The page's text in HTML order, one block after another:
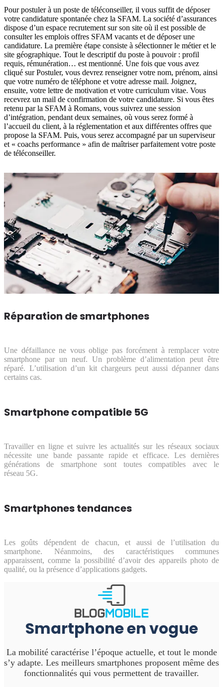
Pour postuler à un poste de téléconseiller, il vous suffit de déposer
votre candidature spontanée chez la SFAM. La société d’assurances
dispose d’un espace recrutement sur son site où il est possible de
consulter les emplois offres SFAM vacants et de déposer une
candidature. La première étape consiste à sélectionner le métier et le
site géographique. Tout le descriptif du poste à pouvoir : profil
requis, rémunération… est mentionné. Une fois que vous avez
cliqué sur Postuler, vous devrez renseigner votre nom, prénom, ainsi
que votre numéro de téléphone et votre adresse mail. Joignez,
ensuite, votre lettre de motivation et votre curriculum vitae. Vous
recevrez un mail de confirmation de votre candidature. Si vous êtes
retenu par la SFAM à Romans, vous suivrez une session
d’intégration, pendant deux semaines, où vous serez formé à
l’accueil du client, à la réglementation et aux différentes offres que
propose la SFAM. Puis, vous serez accompagné par un superviseur
et « coachs performance » afin de maîtriser parfaitement votre poste
de téléconseiller.
Réparation de smartphones
Une défaillance ne vous oblige pas forcément à remplacer votre
smartphone par un neuf. Un problème d’alimentation peut être
réparé. L’utilisation d’un kit chargeurs peut aussi dépanner dans
certains cas.
Smartphone compatible 5G
Travailler en ligne et suivre les actualités sur les réseaux sociaux
nécessite une bande passante rapide et efficace. Les dernières
générations de smartphone sont toutes compatibles avec le
réseau 5G.
Smartphones tendances
Les goûts dépendent de chacun, et aussi de l’utilisation du
smartphone. Néanmoins, des caractéristiques communes
apparaissent, comme la possibilité d’avoir des appareils photo de
qualité, ou la présence d’applications gadgets.
Smartphone en vogue
La mobilité caractérise l’époque actuelle, et tout le monde
s’y adapte. Les meilleurs smartphones proposent même des
fonctionnalités qui vous permettent de travailler.